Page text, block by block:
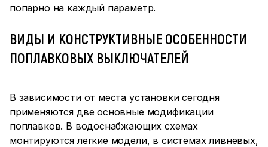
попарно на каждый параметр.
ВИДЫ И КОНСТРУКТИВНЫЕ ОСОБЕННОСТИ
ПОПЛАВКОВЫХ ВЫКЛЮЧАТЕЛЕЙ
В зависимости от места установки сегодня
применяются две основные модификации
поплавков. В водоснабжающих схемах
монтируются легкие модели, в системах ливневых,